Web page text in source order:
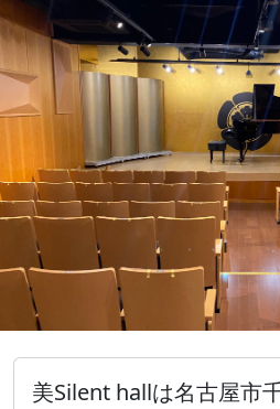
美Silent hallは名古屋市